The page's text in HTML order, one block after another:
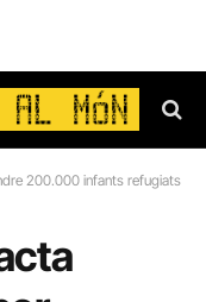
200.000 infants refugiats